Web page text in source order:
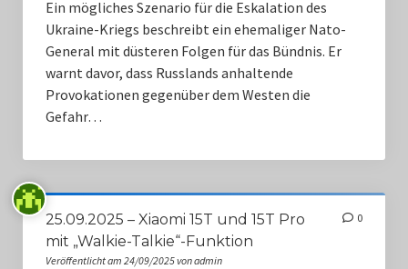
Ein mögliches Szenario für die Eskalation des
Ukraine-Kriegs beschreibt ein ehemaliger Nato-
General mit düsteren Folgen für das Bündnis. Er
warnt davor, dass Russlands anhaltende
Provokationen gegenüber dem Westen die
Gefahr…
25.09.2025 – Xiaomi 15T und 15T Pro
mit „Walkie-Talkie“-Funktion
Veröffentlicht am 24/09/2025 von admin
0